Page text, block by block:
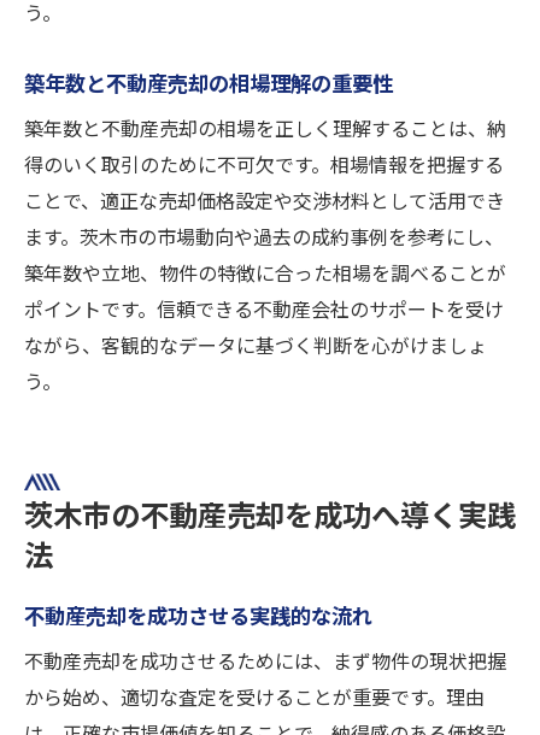
う。
築年数と不動産売却の相場理解の重要性
築年数と不動産売却の相場を正しく理解することは、納
得のいく取引のために不可欠です。相場情報を把握する
ことで、適正な売却価格設定や交渉材料として活用でき
ます。茨木市の市場動向や過去の成約事例を参考にし、
築年数や立地、物件の特徴に合った相場を調べることが
ポイントです。信頼できる不動産会社のサポートを受け
ながら、客観的なデータに基づく判断を心がけましょ
う。
茨木市の不動産売却を成功へ導く実践
法
不動産売却を成功させる実践的な流れ
不動産売却を成功させるためには、まず物件の現状把握
から始め、適切な査定を受けることが重要です。理由